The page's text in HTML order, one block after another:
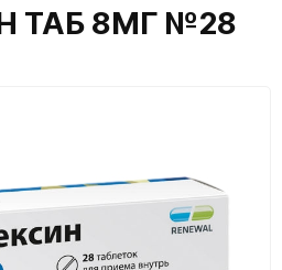
ТАБ 8МГ №28